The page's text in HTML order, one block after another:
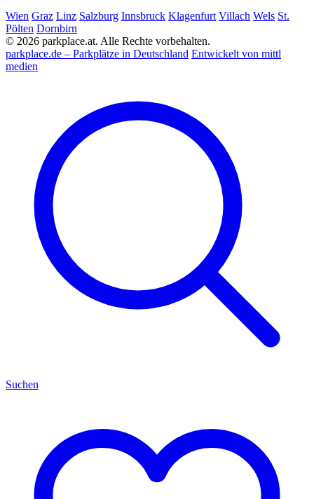
Wien Graz Linz Salzburg Innsbruck Klagenfurt Villach Wels St.
Pölten Dornbirn
© 2026 parkplace.at. Alle Rechte vorbehalten.
parkplace.de – Parkplätze in Deutschland Entwickelt von mittl
medien
Suchen